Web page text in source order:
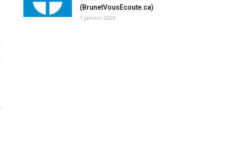
(BrunetVousEcoute.ca)
1 janvier 2026